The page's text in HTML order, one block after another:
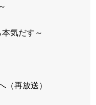
気だす～
（再放送）